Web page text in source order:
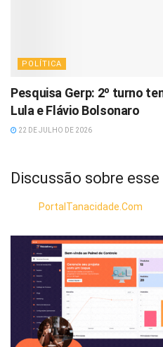
POLÍTICA
Pesquisa Gerp: 2º turno
Lula e Flávio Bolsonaro
22 DE JULHO DE 2026
Discussão sobre
PortalTanacidade.Com